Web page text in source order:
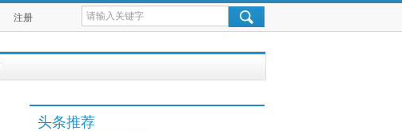
注册
头条推荐